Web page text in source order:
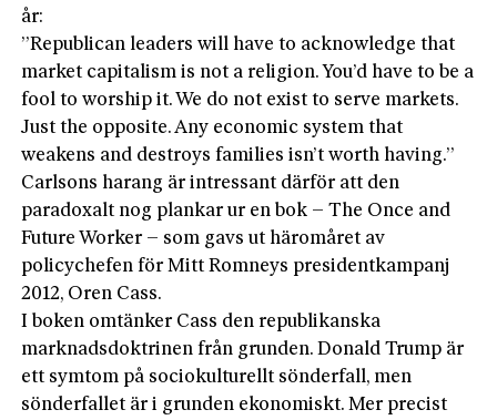
år:
”Republican leaders will have to ac­knowledge that
market capitalism is not a religion. You’d have to be a
fool to worship it. We do not exist to serve markets.
Just the opposite. Any economic system that
weakens and destroys families isn’t worth having.”
Carlsons harang är intressant därför att den
paradoxalt nog plankar ur en bok – The Once and
Future Worker – som gavs ut häromåret av
policychefen för Mitt Romneys presidentkampanj
2012, Oren Cass.
I boken omtänker Cass den republikanska
marknadsdoktrinen från grunden. Donald Trump är
ett symtom på sociokulturellt sönderfall, men
sönderfallet är i grunden ekonomiskt. Mer precist